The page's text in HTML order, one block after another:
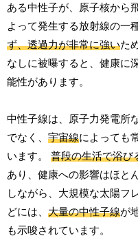
ある中性子が、原子核から
よって発生する放射線の一
ず、透過力が非常に強いた
なしに被曝すると、健康に
能性があります。
中性子線は、原子力発電所
でなく、宇宙線によっても
います。普段の生活で浴び
あり、健康への影響はほと
しながら、大規模な太陽フ
どには、大量の中性子線が
も示唆されています。